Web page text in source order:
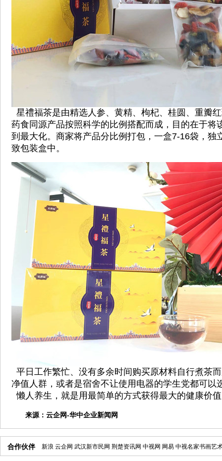
星禮福茶是由精选人参、黄精、枸杞、桂圆、重瓣
药食同源产品按照科学的比例搭配而成，目的在于将
到最大化。商家将产品分比例打包，一盒7-16袋，独
致包装盒中。
平日工作繁忙、没有多余时间购买原材料自行煮茶
净值人群，或者是宿舍不让使用电器的学生党都可以
懒人养生，就是用最简单的方式获得最大的健康价
来源： 云企网-华中企业新闻网
合作伙伴 新浪 云企网 武汉新市民网 荆楚资讯网 中视网 网易 中视名家书画艺